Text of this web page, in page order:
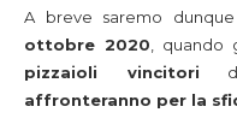
A breve saremo
ottobre 2020 , quando
pizzaioli vincitori
affronteranno per la